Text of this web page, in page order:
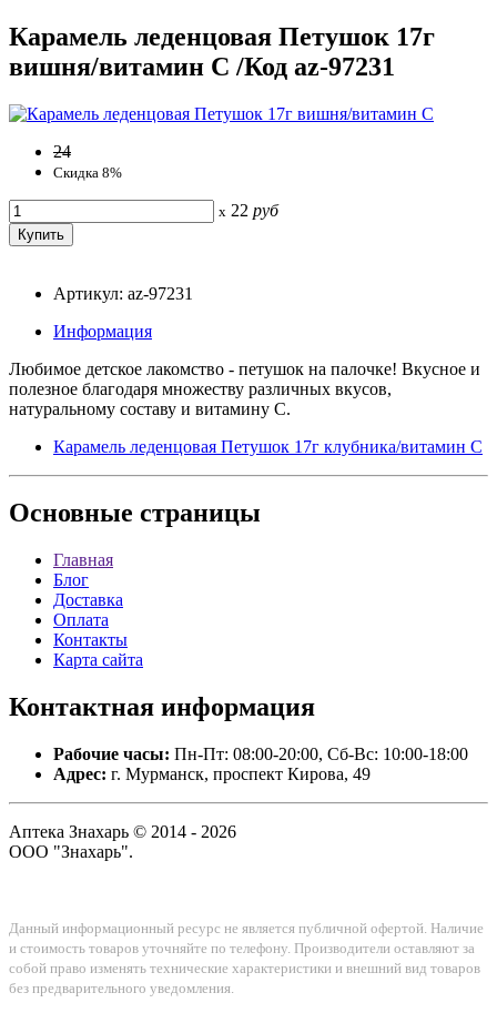
Карамель леденцовая Петушок 17г
вишня/витамин С /Код az-97231
24
Скидка 8%
x 22 руб
Артикул: az-97231
Информация
Любимое детское лакомство - петушок на палочке! Вкусное и
полезное благодаря множеству различных вкусов,
натуральному составу и витамину С.
Карамель леденцовая Петушок 17г клубника/витамин С
Основные страницы
Главная
Блог
Доставка
Оплата
Контакты
Карта сайта
Контактная информация
Рабочие часы: Пн-Пт: 08:00-20:00, Сб-Вс: 10:00-18:00
Адрес: г. Мурманск, проспект Кирова, 49
Аптека Знахарь © 2014 - 2026
ООО "Знахарь".
Данный информационный ресурс не является публичной офертой. Наличие
и стоимость товаров уточняйте по телефону. Производители оставляют за
собой право изменять технические характеристики и внешний вид товаров
без предварительного уведомления.